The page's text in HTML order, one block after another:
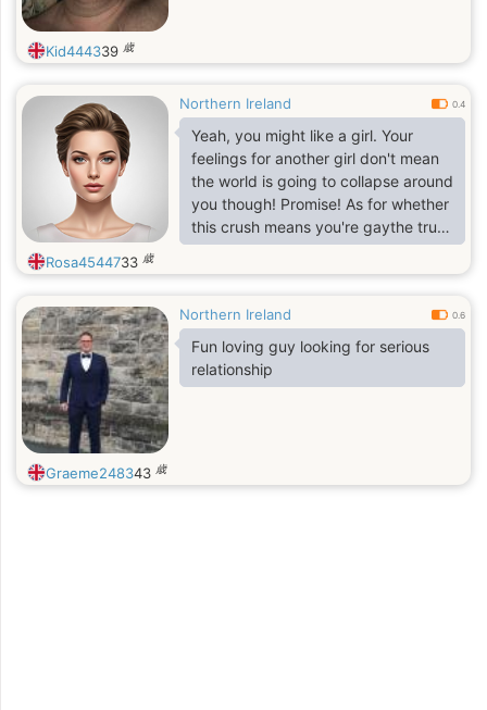
Kid444339 歳
Northern Ireland 0.4
Yeah, you might like a girl. Your
feelings for another girl don't mean
the world is going to collapse around
you though! Promise! As for whether
this crush means you're gaythe truth
of the matter is that nobody can
answer that but yourself.
Rosa4544733 歳
Northern Ireland 0.6
Fun loving guy looking for serious
relationship
Graeme248343 歳